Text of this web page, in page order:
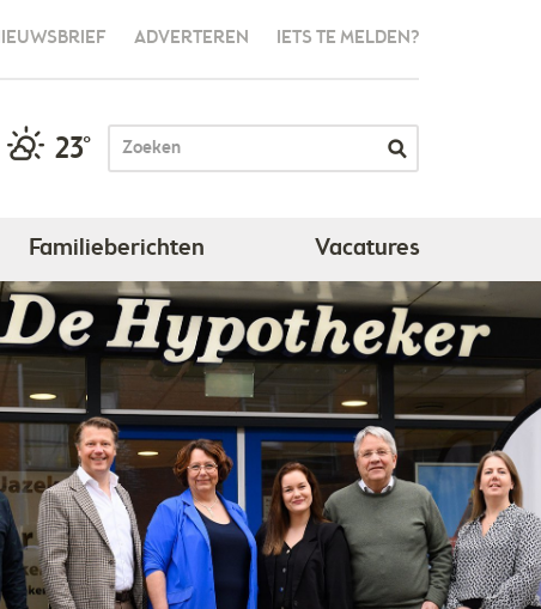
ADVERTEREN IETS TE MELDEN?
23°
Familieberichten Vacatures